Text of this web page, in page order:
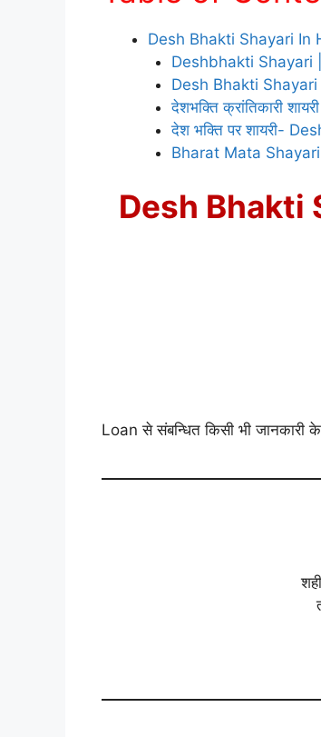
Desh Bhakti Shayari In
Deshbhakti Shayari |
Desh Bhakti Shayari
देशभक्ति क्रांतिकारी
देश भक्ति पर शायरी-
Bharat Mata Shayari |
Desh Bhakti
Loan से संबन्धित किसी भी जानकारी